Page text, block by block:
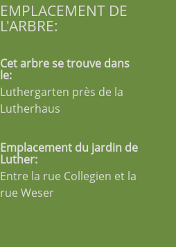
EMPLACEMENT DE
L'ARBRE:
Cet arbre se trouve dans
le:
Luthergarten près de la
Lutherhaus
Emplacement du jardin de
Luther:
Entre la rue Collegien et la
rue Weser